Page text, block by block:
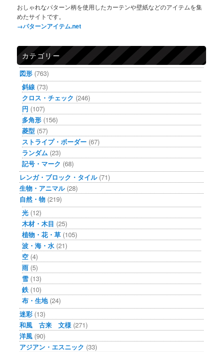
おしゃれなパターン柄を使用したカーテンや壁紙などのアイテムを集
めたサイトです。
→パターンアイテム.net
カテゴリー
図形 (763)
斜線 (73)
クロス・チェック (246)
円 (107)
多角形 (156)
菱型 (57)
ストライプ・ボーダー (67)
ランダム (23)
記号・マーク (68)
レンガ・ブロック・タイル(71)
生物・アニマル(28)
自然・物 (219)
光 (12)
木材・木目 (25)
植物・花・草 (105)
波・海・水 (21)
空 (4)
雨 (5)
雪 (13)
鉄 (10)
布・生地(24)
迷彩 (13)
和風 古来 文様 (271)
洋風 (90)
アジアン・エスニック (33)